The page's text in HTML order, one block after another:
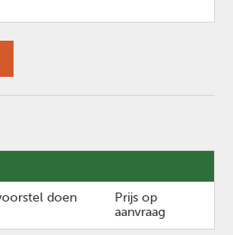
doen
Prijs op
aanvraag